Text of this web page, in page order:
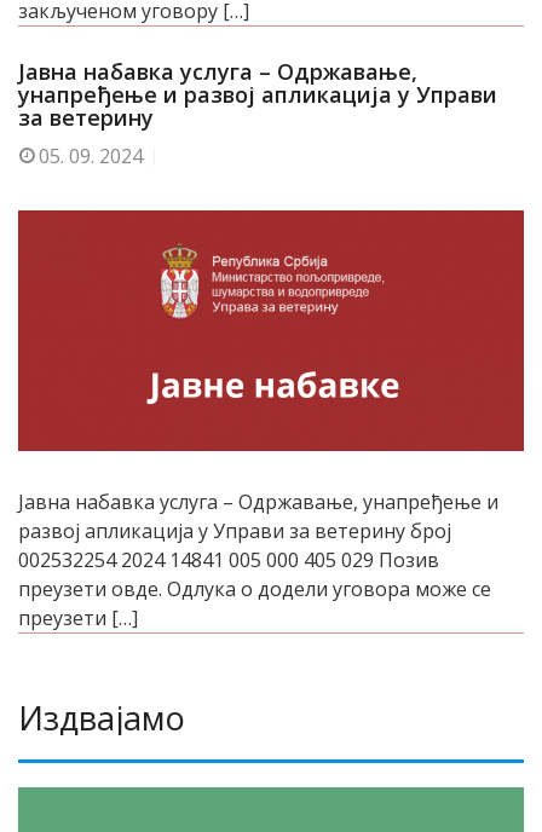
закљученом уговору […]
Јавна набавка услуга – Одржавање,
унапређење и развој апликација у Управи
за ветерину
05. 09. 2024
Јавна набавка услуга – Одржавање, унапређење и
развој апликација у Управи за ветерину број
002532254 2024 14841 005 000 405 029 Позив
преузети овде. Одлука о додели уговора може се
преузети […]
Издвајамо